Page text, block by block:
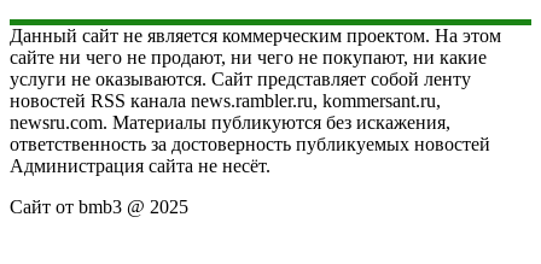
Данный сайт не является коммерческим проектом. На этом
сайте ни чего не продают, ни чего не покупают, ни какие
услуги не оказываются. Сайт представляет собой ленту
новостей RSS канала news.rambler.ru, kommersant.ru,
newsru.com. Материалы публикуются без искажения,
ответственность за достоверность публикуемых новостей
Администрация сайта не несёт.
Сайт от bmb3 @ 2025